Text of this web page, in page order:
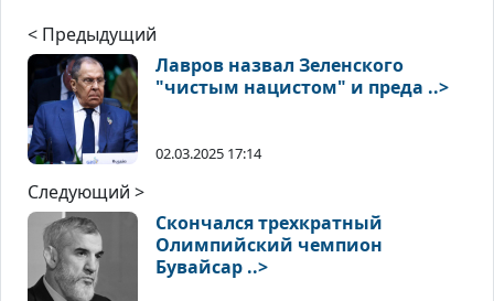
< Предыдущий
Лавров назвал Зеленского
"чистым нацистом" и преда ..>
02.03.2025 17:14
Следующий >
Скончался трехкратный
Олимпийский чемпион
Бувайсар ..>